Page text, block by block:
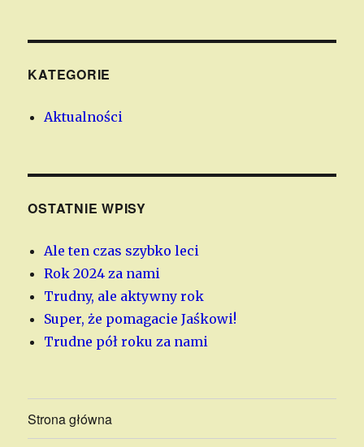
KATEGORIE
Aktualności
OSTATNIE WPISY
Ale ten czas szybko leci
Rok 2024 za nami
Trudny, ale aktywny rok
Super, że pomagacie Jaśkowi!
Trudne pół roku za nami
Strona główna